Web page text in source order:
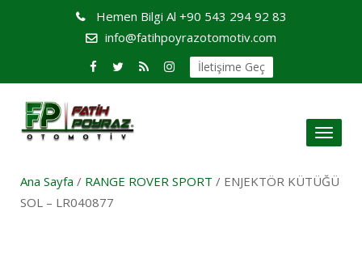
Hemen Bilgi Al +90 543 294 92 83
info@fatihpoyrazotomotiv.com
İletişime Geç
Toggle
Ana Sayfa / RANGE ROVER SPORT / ENJEKTÖR KÜTÜĞÜ
SOL – LR040877